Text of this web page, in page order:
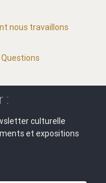
nous travaillons
Questions
:
culturelle
et expositions